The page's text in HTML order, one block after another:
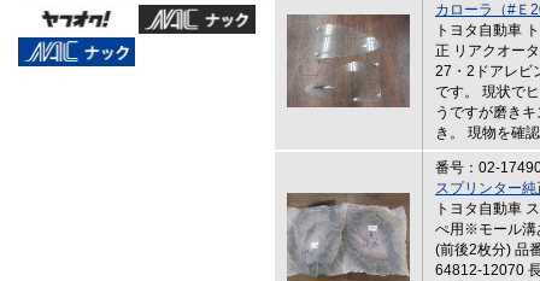
カローラ（#Ｅ
トヨタ自動車
正 リアクオー
27・2ドアレビ
です。 現状で
うですが磨き
き。 現物を確
番号：02-
スプリンター
トヨタ自動車
ぺ用※モール溝
(前後2枚分) 品
64812-12070